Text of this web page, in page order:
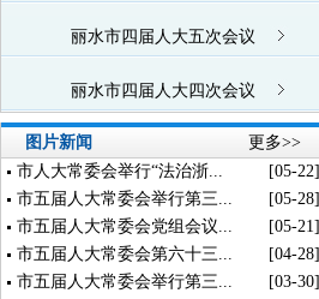
丽水市四届人大五次会议
丽水市四届人大四次会议
图片新闻
更多>>
市人大常委会举行“法治浙...
[05-22]
市五届人大常委会举行第三...
[05-28]
市五届人大常委会党组会议...
[05-21]
市五届人大常委会第六十三...
[04-28]
市五届人大常委会举行第三...
[03-30]